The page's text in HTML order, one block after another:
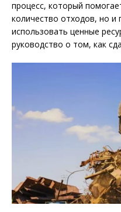
процесс, который
количество отходов, но и
использовать ценные
руководство о том, как